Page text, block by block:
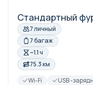
Стандартный
7 личный
7 багаж
~1.1 ч
75.3 км
Wi-Fi
USB -